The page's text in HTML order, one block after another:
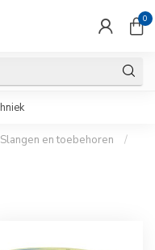
0
Slangen en toebehoren
/